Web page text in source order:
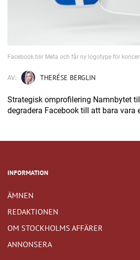
Facebook blir Meta och får ny logotype för
AV: THERÉSE BERGLIN
Strategisk omprofilering Namnbytet
degradera Facebook till att bara vara
INFORMATION
ÄMNEN
REDAKTIONEN
OM STOCKHOLMS AFFÄRER
ANNONSERA